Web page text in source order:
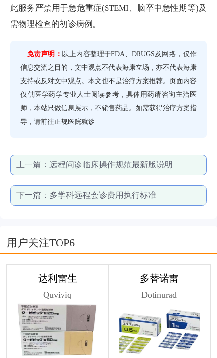
此服务严禁用于急危重症(STEMI、脑卒中急性期等)及
需物理检查的初诊病例。
免责声明： 以上内容整理于FDA、DRUGS及网络，仅作
信息交流之目的，文中观点不代表海康立场，亦不代表海康
支持或反对文中观点。本文也不是治疗方案推荐。页面内容
仅供医学药学专业人士阅读参考，具体用药请咨询主治医
师，本站只做信息展示，不销售药品。如需获得治疗方案指
导，请前往正规医院就诊
上一篇： 远程问诊临床操作规范最新版说明
下一篇： 多学科远程会诊费用执行标准
用户关注TOP6
达利雷生
Quviviq
多替诺雷
Dotinurad